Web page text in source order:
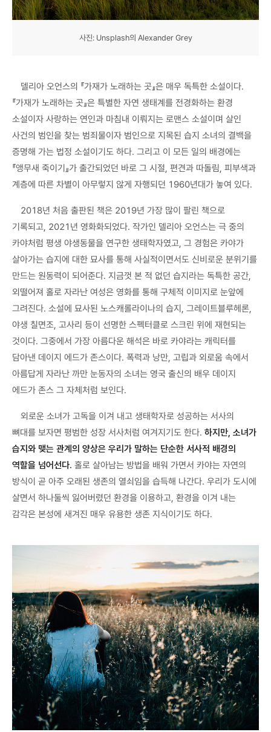
사진: Unsplash의 Alexander Grey
델리아 오언스의 『가재가 노래하는 곳』은 매우 독특한 소설이다.
『가재가 노래하는 곳』은 특별한 자연 생태계를 전경화하는 환경
소설이자 사랑하는 연인과 마침내 이뤄지는 로맨스 소설이며 살인
사건의 범인을 찾는 범죄물이자 범인으로 지목된 습지 소녀의 결백을
증명해 가는 법정 소설이기도 하다. 그리고 이 모든 일의 배경에는
『앵무새 죽이기』가 출간되었던 바로 그 시절, 편견과 따돌림, 피부색과
계층에 따른 차별이 아무렇지 않게 자행되던 1960년대가 놓여 있다.
2018년 처음 출판된 책은 2019년 가장 많이 팔린 책으로
기록되고, 2021년 영화화되었다. 작가인 델리아 오언스는 극 중의
카야처럼 평생 야생동물을 연구한 생태학자였고, 그 경험은 카야가
살아가는 습지에 대한 묘사를 통해 사실적이면서도 신비로운 분위기를
만드는 원동력이 되어준다. 지금껏 본 적 없던 습지라는 독특한 공간,
외떨어져 홀로 자라난 여성은 영화를 통해 구체적 이미지로 눈앞에
그려진다. 소설에 묘사된 노스캐롤라이나의 습지, 그레이트블루헤론,
야생 칠면조, 고사리 등이 선명한 스펙터클로 스크린 위에 재현되는
것이다. 그중에서 가장 아름다운 해석은 바로 카야라는 캐릭터를
담아낸 데이지 에드가 존스이다. 폭력과 낭만, 고립과 외로움 속에서
아름답게 자라난 까만 눈동자의 소녀는 영국 출신의 배우 데이지
에드가 존스 그 자체처럼 보인다.
외로운 소녀가 고독을 이겨 내고 생태학자로 성공하는 서사의
뼈대를 보자면 평범한 성장 서사처럼 여겨지기도 한다. 하지만, 소녀가
습지와 맺는 관계의 양상은 우리가 말하는 단순한 서사적 배경의
역할을 넘어선다. 홀로 살아남는 방법을 배워 가면서 카야는 자연의
방식이 곧 아주 오래된 생존의 열쇠임을 습득해 나간다. 우리가 도시에
살면서 하나둘씩 잃어버렸던 환경을 이용하고, 환경을 이겨 내는
감각은 본성에 새겨진 매우 유용한 생존 지식이기도 하다.